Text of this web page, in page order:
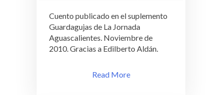
Cuento publicado en el suplemento
Guardagujas de La Jornada
Aguascalientes. Noviembre de
2010. Gracias a Edilberto Aldán.
Read More